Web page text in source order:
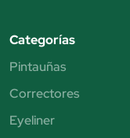
Categorías
Pintauñas
Correctores
Eyeliner